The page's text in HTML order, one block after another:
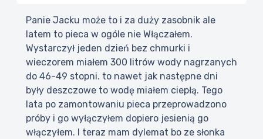
Panie Jacku może to i za duży zasobnik ale
latem to pieca w ogóle nie Włączałem.
Wystarczył jeden dzień bez chmurki i
wieczorem miałem 300 litrów wody nagrzanych
do 46-49 stopni. to nawet jak następne dni
były deszczowe to wodę miałem ciepłą. Tego
lata po zamontowaniu pieca przeprowadzono
próby i go wyłączyłem dopiero jesienią go
włączyłem. I teraz mam dylemat bo ze słonka